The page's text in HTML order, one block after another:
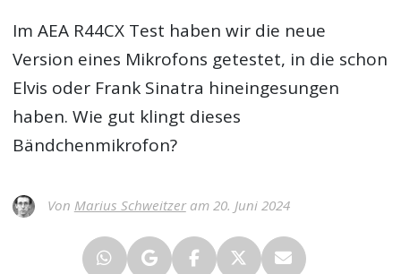
ImAEA R44CX Test haben wir die neue
Version eines Mikrofons getestet, in die schon
Elvis oder Frank Sinatra hineingesungen
haben. Wie gut klingt dieses
Bändchenmikrofon?
Von Marius Schweitzeram 20. Juni 2024